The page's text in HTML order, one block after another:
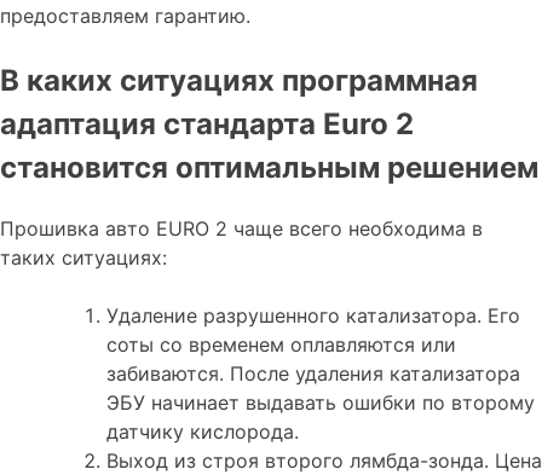
предоставляем гарантию.
В каких ситуациях программная
адаптация стандарта Euro 2
становится оптимальным решением
Прошивка авто EURO 2 чаще всего необходима в
таких ситуациях:
Удаление разрушенного катализатора. Его
соты со временем оплавляются или
забиваются. После удаления катализатора
ЭБУ начинает выдавать ошибки по второму
датчику кислорода.
Выход из строя второго лямбда-зонда. Цена